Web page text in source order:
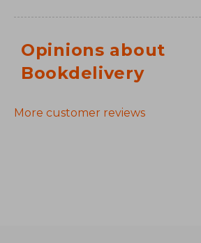
Opinions about
Bookdelivery
More customer reviews